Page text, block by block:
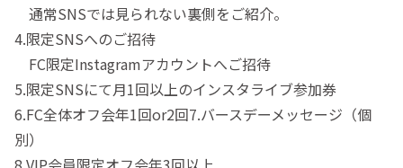
通常SNSでは見られない裏側をご紹介。
4.限定SNSへのご招待
FC限定Instagramアカウントへご招待
5.限定SNSにて月1回以上のインスタライブ参加券
6.FC全体オフ会年1回or2回7.バースデーメッセージ（個
別）